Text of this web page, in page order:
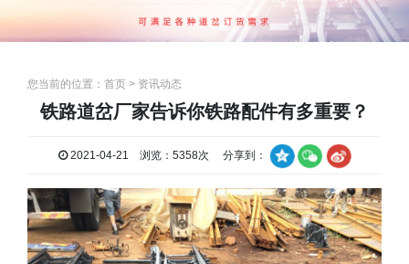
您当前的位置： 首页 > 资讯动态
铁路道岔厂家告诉你铁路配件有多重要？
2021-04-21 浏览：5358次 分享到：